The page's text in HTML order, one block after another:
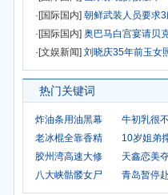
·[国际国内] 朝鲜武装人员要求
·[国际国内] 奥巴马白宫宴请贝
·[文娱新闻] 刘晓庆35年前玉女
热门关键词
炸油条用油黑幕 牛初乳很
老冰棍全靠香精
10岁姐弟
胶州湾高速大修
天鑫恋美
八大峡骷髅女尸
青岛暂停